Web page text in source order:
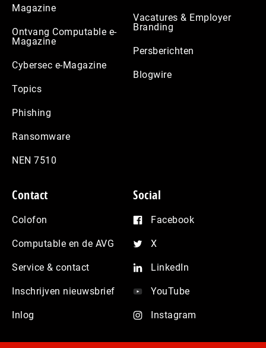
Magazine
Ontvang Computable e-
Magazine
Cybersec e-Magazine
Topics
Phishing
Ransomware
NEN 7510
Vacatures & Employer
Branding
Persberichten
Blogwire
Contact
Colofon
Computable en de AVG
Service & contact
Inschrijven nieuwsbrief
Inlog
Social
Facebook
X
LinkedIn
YouTube
Instagram